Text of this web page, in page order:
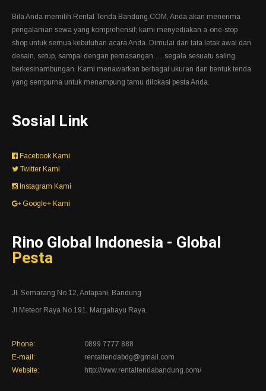
Bila Anda memilih Rental Tenda Bandung.COM, Anda akan menerima
pengalaman sewa yang komprehensif; kami menyediakan a-one-stop
shop untuk semua kebutuhan acara Anda. Dimulai dari tata letak awal dan
desain, setup, sampai dengan pemasangan … segala sesuatu saling
berkesinambungan. Kami menawarkan berbagai ukuran dan bentuk tenda
yang sempurna untuk menampung tamu dilokasi pesta Anda.
Sosial Link
Facebook Kami
Twitter Kami
Instagram Kami
Google+ Kami
Rino Global Indonesia - Global
Pesta
Jl. Semarang No 12, Antapani, Bandung
Jl Meteor Raya No 191, Margahayu Raya.
Phone:
0899 7777 888
E-mail:
rentaltendabdg@gmail.com
Website:
http://www.rentaltendabandung.com/